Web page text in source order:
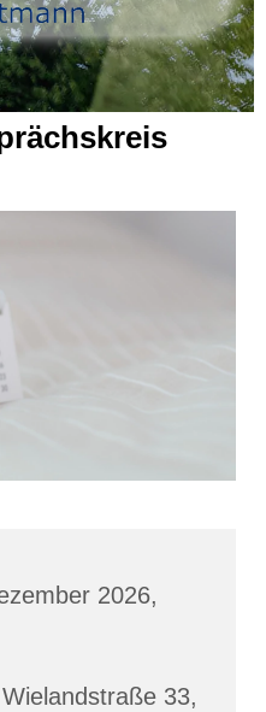
2026,
33,